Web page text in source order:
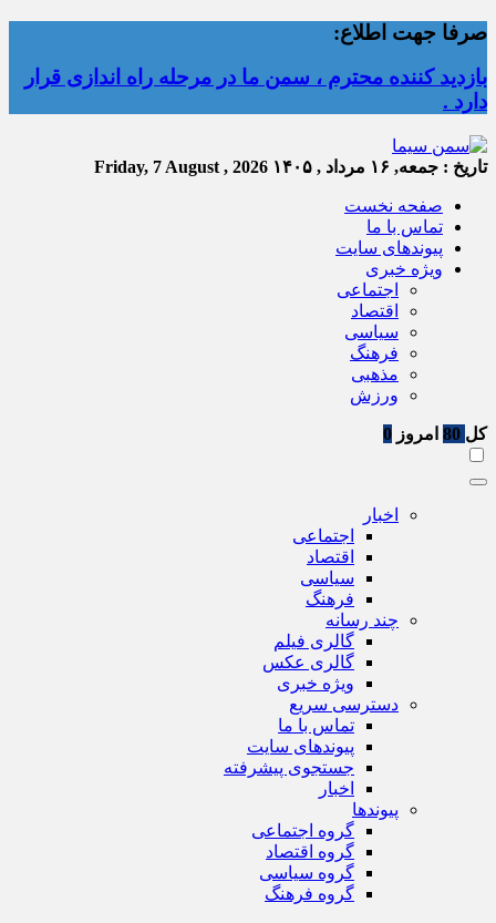
صرفا جهت اطلاع:
بازدید کننده محترم ، سمن ما در مرحله راه اندازی قرار
دارد .
تاریخ : جمعه, ۱۶ مرداد , ۱۴۰۵ Friday, 7 August , 2026
صفحه نخست
تماس با ما
پیوندهای سایت
ویژه خبری
اجتماعی
اقتصاد
سیاسی
فرهنگ
مذهبی
ورزش
کل امروز 0
اخبار
اجتماعی
اقتصاد
سیاسی
فرهنگ
چند رسانه
گالری فیلم
گالری عکس
ویژه خبری
دسترسی سریع
تماس با ما
پیوندهای سایت
جستجوی پیشرفته
اخبار
پیوندها
گروه اجتماعی
گروه اقتصاد
گروه سیاسی
گروه فرهنگ